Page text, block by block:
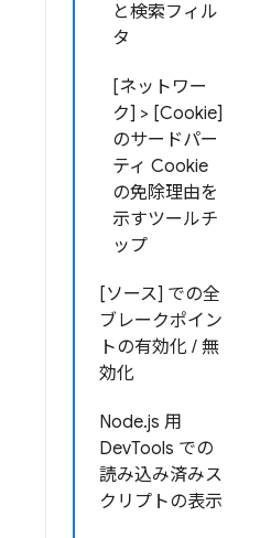
と検索フィル
タ
[ネットワー
ク] > [Cookie]
のサードパー
ティ Cookie
の免除理由を
示すツールチ
ップ
[ソース] での全
ブレークポイン
トの有効化 / 無
効化
Node.js 用
DevTools での
読み込み済みス
クリプトの表示